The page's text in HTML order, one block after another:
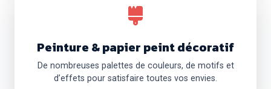
Peinture & papier peint décoratif
De nombreuses palettes de couleurs, de motifs et
d’effets pour satisfaire toutes vos envies.